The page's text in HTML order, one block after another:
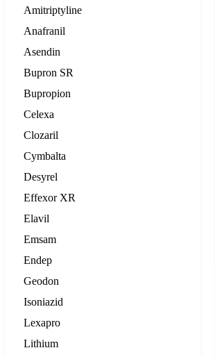
Amitriptyline
Anafranil
Asendin
Bupron SR
Bupropion
Celexa
Clozaril
Cymbalta
Desyrel
Effexor XR
Elavil
Emsam
Endep
Geodon
Isoniazid
Lexapro
Lithium